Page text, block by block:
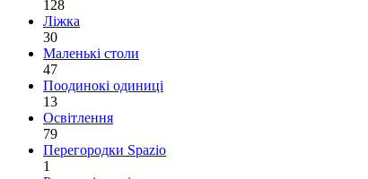
128
Ліжка
30
Маленькі столи
47
Поодинокі одиниці
13
Освітлення
79
Перегородки Spazio
1